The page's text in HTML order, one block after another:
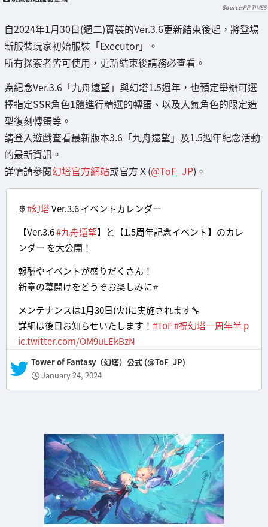
PR TIMES
自2024年1月30日(週二)實裝的Ver.3.6更新結束後起，將登場
新服裝玩家初始服裝「Executor」。
所有探索者皆可使用，更新結束後請務必查看。
為紀念Ver.3.6「九舟遠望」與幻塔1.5週年，也預定舉辦可選
擇指定SSR角色1體進行精選的轉蛋、以及人氣角色的限定造
型復刻轉蛋等。
請登入遊戲查看最新版本3.6「九舟遠望」及1.5週年紀念活動
的最新資訊。
詳情請參閱幻塔官方網站或官方Ｘ(@ToF_JP)。
🚢#幻塔Ver.3.6 イベントカレンダー
【Ver.3.6#九舟遠望】と【1.5周年記念イベント】のカレ
ンダー を大公開！
報酬やイベントが盛りだくさん！
新章の幕開けをどうぞお楽しみに⭐️
メンテナンスは1月30日(火)に実施されます🔧
詳細は後日お知らせいたします！ #ToF#祝幻塔一周年半p
ic.twitter.com/OM9uLEkBzN
— Tower of Fantasy（幻塔）公式 (@ToF_JP)
January 24, 2024